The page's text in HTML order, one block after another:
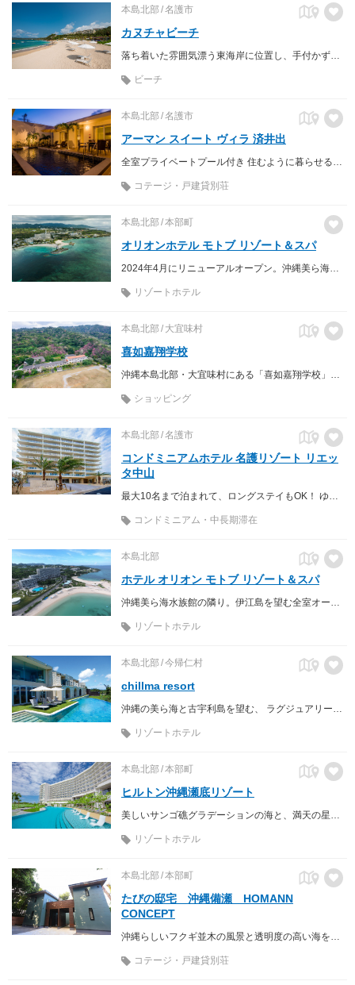
本島北部 名護市
カヌチャビーチ
落ち着いた雰囲気漂う東海岸に位置し、手付かずの自然が残るビーチ。 オーシャンパークなどの遊具や、マリンアクティビティも充実しています。
ビーチ
本島北部 名護市
アーマン スイート ヴィラ 済井出
コテージ・戸建貸別荘
本島北部 本部町
オリオンホテル モトブ リゾート＆スパ
2024年4月にリニューアルオープン。沖縄美ら海水族館徒歩7分・エメラルドビーチ(海洋博公園)徒歩2分・備瀬のフクギ並木徒歩3分の立地にあるリゾートホテル。北部観光の拠点に最適です。
リゾートホテル
本島北部 大宜味村
喜如嘉翔学校
ショッピング
本島北部 名護市
コンドミニアムホテル 名護リゾート リエッ
タ中山
コンドミニアム・中長期滞在
本島北部
ホテル オリオン モトブ リゾート＆スパ
リゾートホテル
本島北部 今帰仁村
chillma resort
リゾートホテル
本島北部 本部町
ヒルトン沖縄瀬底リゾート
リゾートホテル
本島北部 本部町
たびの邸宅 沖縄備瀬 HOMANN
CONCEPT
コテージ・戸建貸別荘